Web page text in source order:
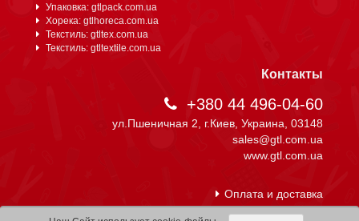
Упаковка: gtlpack.com.ua
Хорека: gtlhoreca.com.ua
Текстиль: gtltex.com.ua
Текстиль: gtltextile.com.ua
Контакты
+380 44 496-04-60
ул.Пшеничная 2, г.Киев, Украина, 03148
sales@gtl.com.ua
www.gtl.com.ua
Оплата и доставка